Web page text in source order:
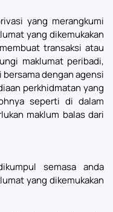
yang merangkumi
yang dikemukakan
transaksi atau
maklumat peribadi,
dengan agensi
perkhidmatan yang
seperti di dalam
maklum balas dari
semasa anda
yang dikemukakan